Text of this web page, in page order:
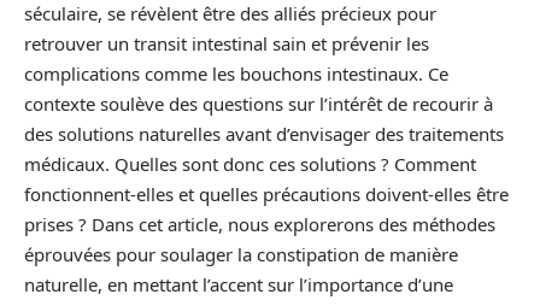
séculaire, se révèlent être des alliés précieux pour
retrouver un transit intestinal sain et prévenir les
complications comme les bouchons intestinaux. Ce
contexte soulève des questions sur l’intérêt de recourir à
des solutions naturelles avant d’envisager des traitements
médicaux. Quelles sont donc ces solutions ? Comment
fonctionnent-elles et quelles précautions doivent-elles être
prises ? Dans cet article, nous explorerons des méthodes
éprouvées pour soulager la constipation de manière
naturelle, en mettant l’accent sur l’importance d’une